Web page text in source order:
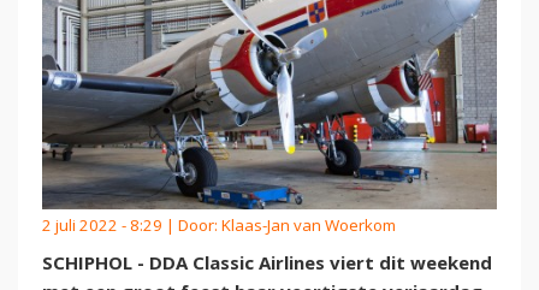
2 juli 2022 - 8:29 | Door: Klaas-Jan van Woerkom
SCHIPHOL - DDA Classic Airlines viert dit weekend